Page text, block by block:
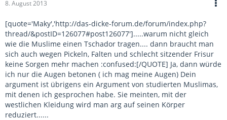
8. August 2013
[quote='Maky','http://das-dicke-forum.de/forum/index.php?
thread/&postID=126077#post126077'].....warum nicht gleich
wie die Muslime einen Tschador tragen.... dann braucht man
sich auch wegen Pickeln, Falten und schlecht sitzender Frisur
keine Sorgen mehr machen :confused:[/QUOTE] Ja, dann würde
ich nur die Augen betonen ( ich mag meine Augen) Dein
argument ist übrigens ein Argument von studierten Muslimas,
mit denen ich gesprochen habe. Sie meinten, mit der
westlichen Kleidung wird man arg auf seinen Körper
reduziert......